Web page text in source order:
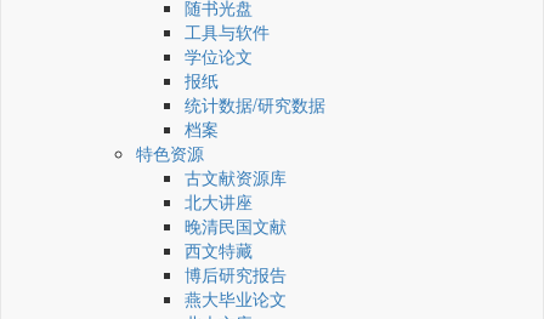
随书光盘
工具与软件
学位论文
报纸
统计数据/研究数据
档案
特色资源
古文献资源库
北大讲座
晚清民国文献
西文特藏
博后研究报告
燕大毕业论文